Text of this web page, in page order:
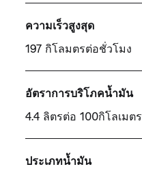
ความเร็วสูงสุด
197 กิโลมตรต่อชั่วโมง
อัตราการบริโภคน้ำมัน
4.4 ลิตรต่อ 100กิโลเมตร
ประเภทน้ำมัน